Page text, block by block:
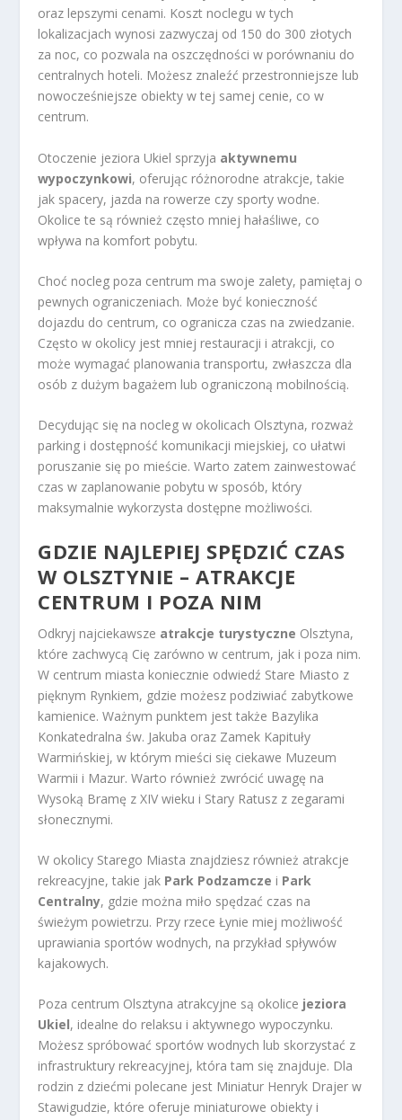
oraz lepszymi cenami. Koszt noclegu w tych
lokalizacjach wynosi zazwyczaj od 150 do 300 złotych
za noc, co pozwala na oszczędności w porównaniu do
centralnych hoteli. Możesz znaleźć przestronniejsze lub
nowocześniejsze obiekty w tej samej cenie, co w
centrum.
Otoczenie jeziora Ukiel sprzyja aktywnemu
wypoczynkowi, oferując różnorodne atrakcje, takie
jak spacery, jazda na rowerze czy sporty wodne.
Okolice te są również często mniej hałaśliwe, co
wpływa na komfort pobytu.
Choć nocleg poza centrum ma swoje zalety, pamiętaj o
pewnych ograniczeniach. Może być konieczność
dojazdu do centrum, co ogranicza czas na zwiedzanie.
Często w okolicy jest mniej restauracji i atrakcji, co
może wymagać planowania transportu, zwłaszcza dla
osób z dużym bagażem lub ograniczoną mobilnością.
Decydując się na nocleg w okolicach Olsztyna, rozważ
parking i dostępność komunikacji miejskiej, co ułatwi
poruszanie się po mieście. Warto zatem zainwestować
czas w zaplanowanie pobytu w sposób, który
maksymalnie wykorzysta dostępne możliwości.
GDZIE NAJLEPIEJ SPĘDZIĆ CZAS
W OLSZTYNIE – ATRAKCJE
CENTRUM I POZA NIM
Odkryj najciekawsze atrakcje turystyczne Olsztyna,
które zachwycą Cię zarówno w centrum, jak i poza nim.
W centrum miasta koniecznie odwiedź Stare Miasto z
pięknym Rynkiem, gdzie możesz podziwiać zabytkowe
kamienice. Ważnym punktem jest także Bazylika
Konkatedralna św. Jakuba oraz Zamek Kapituły
Warmińskiej, w którym mieści się ciekawe Muzeum
Warmii i Mazur. Warto również zwrócić uwagę na
Wysoką Bramę z XIV wieku i Stary Ratusz z zegarami
słonecznymi.
W okolicy Starego Miasta znajdziesz również atrakcje
rekreacyjne, takie jak Park Podzamcze i Park
Centralny, gdzie można miło spędzać czas na
świeżym powietrzu. Przy rzece Łynie miej możliwość
uprawiania sportów wodnych, na przykład spływów
kajakowych.
Poza centrum Olsztyna atrakcyjne są okolice jeziora
Ukiel, idealne do relaksu i aktywnego wypoczynku.
Możesz spróbować sportów wodnych lub skorzystać z
infrastruktury rekreacyjnej, która tam się znajduje. Dla
rodzin z dziećmi polecane jest Miniatur Henryk Drajer w
Stawigudzie, które oferuje miniaturowe obiekty i